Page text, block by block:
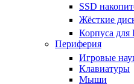
SSD
Жёсткие
Корпуса
Периферия
Игровые
Клавиатуры
Мыши